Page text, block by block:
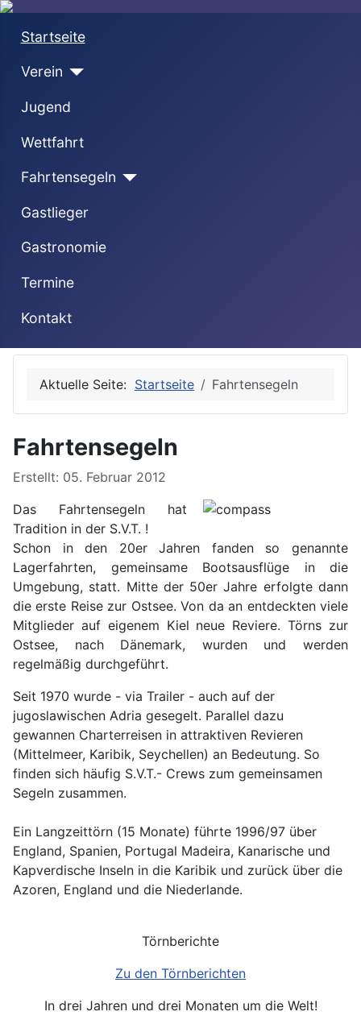
Startseite
Verein
Jugend
Wettfahrt
Fahrtensegeln
Gastlieger
Gastronomie
Termine
Kontakt
Aktuelle Seite: Startseite Fahrtensegeln
Fahrtensegeln
Erstellt: 05. Februar 2012
Das Fahrtensegeln hat
Tradition in der S.V.T. !
Schon in den 20er Jahren fanden so genannte
Lagerfahrten, gemeinsame Bootsausflüge in die
Umgebung, statt. Mitte der 50er Jahre erfolgte dann
die erste Reise zur Ostsee. Von da an entdeckten viele
Mitglieder auf eigenem Kiel neue Reviere. Törns zur
Ostsee, nach Dänemark, wurden und werden
regelmäßig durchgeführt.
Seit 1970 wurde - via Trailer - auch auf der
jugoslawischen Adria gesegelt. Parallel dazu
gewannen Charterreisen in attraktiven Revieren
(Mittelmeer, Karibik, Seychellen) an Bedeutung. So
finden sich häufig S.V.T.- Crews zum gemeinsamen
Segeln zusammen.
Ein Langzeittörn (15 Monate) führte 1996/97 über
England, Spanien, Portugal Madeira, Kanarische und
Kapverdische Inseln in die Karibik und zurück über die
Azoren, England und die Niederlande.
Törnberichte
Zu den Törnberichten
In drei Jahren und drei Monaten um die Welt!